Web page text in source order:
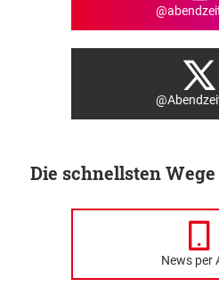
Die schnellsten
News per